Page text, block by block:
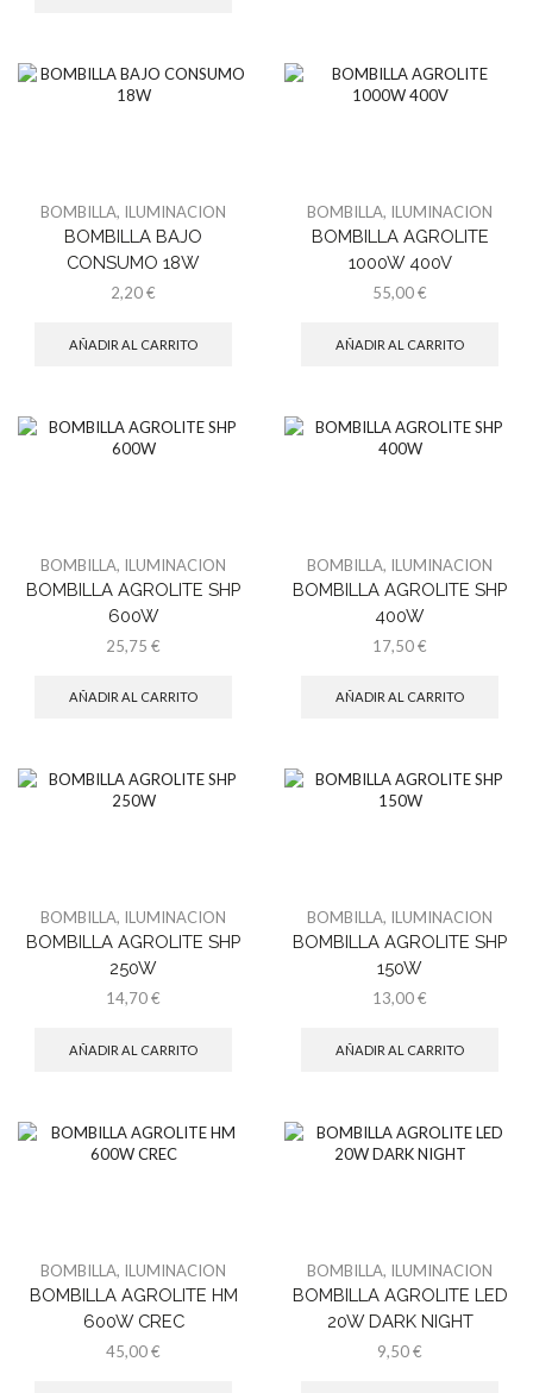
BOMBILLA, ILUMINACION
BOMBILLA BAJO
CONSUMO 18W
2,20€
AÑADIR AL CARRITO
BOMBILLA, ILUMINACION
BOMBILLA AGROLITE
1000W 400V
55,00€
AÑADIR AL CARRITO
BOMBILLA, ILUMINACION
BOMBILLA AGROLITE SHP
600W
25,75 €
AÑADIR AL CARRITO
BOMBILLA, ILUMINACION
BOMBILLA AGROLITE SHP
400W
17,50€
AÑADIR AL CARRITO
BOMBILLA, ILUMINACION
BOMBILLA AGROLITE SHP
250W
14,70€
AÑADIR AL CARRITO
BOMBILLA, ILUMINACION
BOMBILLA AGROLITE SHP
150W
13,00€
AÑADIR AL CARRITO
BOMBILLA, ILUMINACION
BOMBILLA AGROLITE HM
600W CREC
45,00€
BOMBILLA, ILUMINACION
BOMBILLA AGROLITE LED
20W DARK NIGHT
9,50€